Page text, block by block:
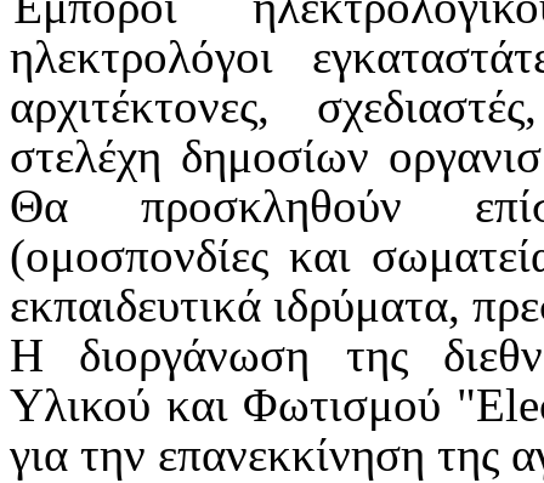
ηλεκτρολόγοι
αρχιτέκτονες,
στελέχη δημοσίων
Θα προσκληθούν
(ομοσπονδίες και
εκπαιδευτικά ιδρύματα,
Η διοργάνωση της
Υλικού και Φωτισμού
για την επανεκκίνηση της